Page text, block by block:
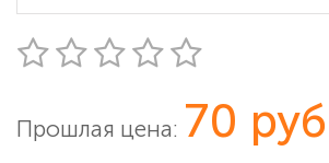
Прошлая цена: 70 руб